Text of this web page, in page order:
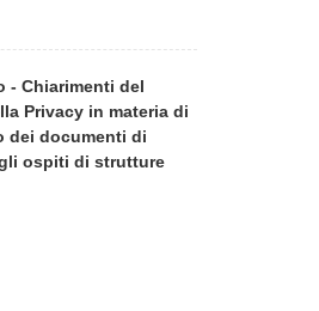
- Chiarimenti del
Privacy in materia di
dei documenti di
ospiti di strutture